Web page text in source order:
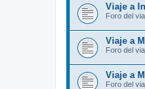
Viaje a
Foro del
Viaje a
Foro del
Viaje a
Foro del